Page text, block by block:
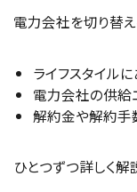
電力会社を切り替え
ライフスタイル
電力会社の供給
解約金や解約手
ひとつずつ詳しく解